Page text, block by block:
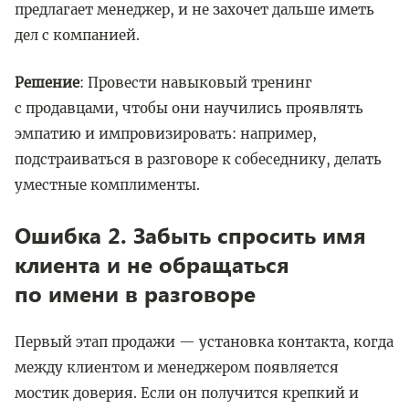
предлагает менеджер, и не захочет дальше иметь
дел с компанией.
Решение: Провести навыковый тренинг
с продавцами, чтобы они научились проявлять
эмпатию и импровизировать: например,
подстраиваться в разговоре к собеседнику, делать
уместные комплименты.
Ошибка 2. Забыть спросить имя
клиента и не обращаться
по имени в разговоре
Первый этап продажи — установка контакта, когда
между клиентом и менеджером появляется
мостик доверия. Если он получится крепкий и